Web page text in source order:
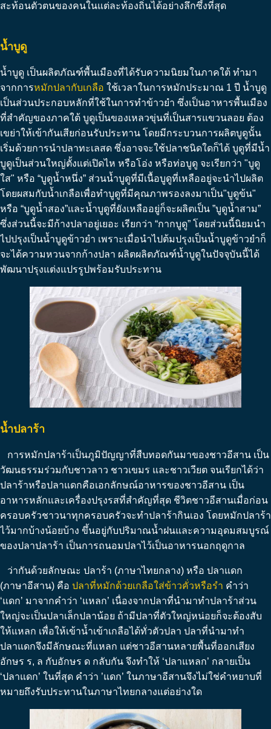
สะท้อนตัวตนของคนในแต่ละท้องถิ่นได้อย่างลึกซึ้งที่สุด
น้ำบูดู
น้ำบูดู เป็นผลิตภัณฑ์พื้นเมืองที่ได้รับความนิยมในภาคใต้ ทำมา
จากการหมักปลากับเกลือ ใช้เวลาในการหมักประมาณ 1 ปี น้ำบูดู
เป็นส่วนประกอบหลักที่ใช้ในการทำข้าวยำ ซึ่งเป็นอาหารพื้นเมือง
ที่สำคัญของภาคใต้ บูดูเป็นของเหลวขุ่นที่เป็นสารแขวนลอย ต้อง
เขย่าให้เข้ากันเสียก่อนรับประทาน โดยมีกระบวนการผลิตบูดูนั้น
เริ่มด้วยการนำปลาทะเลสด ซึ่งอาจจะใช้ปลาชนิดใดก็ได้ บูดูที่มีน้ำ
บูดูเป็นส่วนใหญ่ตั้งแต่เปิดไห หรือโอ่ง หรือท่อบูดู จะเรียกว่า "บูดู
ใส" หรือ “บูดูน้ำหนึ่ง” ส่วนน้ำบูดูที่มีเนื้อบูดูที่เหลืออยู่จะนำไปผลิต
โดยผสมกับน้ำเกลือเพื่อทำบูดูที่มีคุณภาพรองลงมาเป็น"บูดูข้น"
หรือ “บูดูน้ำสอง”และน้ำบูดูที่ยังเหลืออยู่ก็จะผลิตเป็น ”บูดูน้ำสาม”
ซึ่งส่วนนี้จะมีก้างปลาอยู่เยอะ เรียกว่า “กากบูดู” โดยส่วนนี้นิยมนำ
ไปปรุงเป็นน้ำบูดูข้าวยำ เพราะเมื่อนำไปต้มปรุงเป็นน้ำบูดูข้าวยำก็
จะได้ความหวนจากก้างปลา ผลิตผลิตภัณฑ์น้ำบูดูในปัจจุบันนี้ได้
พัฒนาปรุงแต่งแปรรูปพร้อมรับประทาน
น้ำปลาร้า
การหมักปลาร้าเป็นภูมิปัญญาที่สืบทอดกันมาของชาวอีสาน เป็น
วัฒนธรรมร่วมกับชาวลาว ชาวเขมร และชาวเวียต จนเรียกได้ว่า
ปลาร้าหรือปลาแดกคือเอกลักษณ์อาหารของชาวอีสาน เป็น
อาหารหลักและเครื่องปรุงรสที่สำคัญที่สุด ชีวิตชาวอีสานเมื่อก่อน
ครอบครัวชาวนาทุกครอบครัวจะทำปลาร้ากินเอง โดยหมักปลาร้า
ไว้มากบ้างน้อยบ้าง ขึ้นอยู่กับปริมาณน้ำฝนและความอุดมสมบูรณ์
ของปลาปลาร้า เป็นการถนอมปลาไว้เป็นอาหารนอกฤดูกาล
ว่ากันด้วยลักษณะ ปลาร้า (ภาษาไทยกลาง) หรือ ปลาแดก
(ภาษาอีสาน) คือ ปลาที่หมักด้วยเกลือใส่ข้าวคั่วหรือรำ คำว่า
‘แดก’ มาจากคำว่า ‘แหลก’ เนื่องจากปลาที่นำมาทำปลาร้าส่วน
ใหญ่จะเป็นปลาเล็กปลาน้อย ถ้ามีปลาที่ตัวใหญ่หน่อยก็จะต้องสับ
ให้แหลก เพื่อให้เข้าน้ำเข้าเกลือได้ทั่วตัวปลา ปลาที่นำมาทำ
ปลาแดกจึงมีลักษณะที่แหลก แต่ชาวอีสานหลายพื้นที่ออกเสียง
อักษร ร, ล กับอักษร ด กลับกัน จึงทำให้ ‘ปลาแหลก’ กลายเป็น
‘ปลาแดก’ ในที่สุด คำว่า ’แดก’ ในภาษาอีสานจึงไม่ใช่คำหยาบที่
หมายถึงรับประทานในภาษาไทยกลางแต่อย่างใด